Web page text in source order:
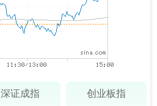
深证成指 创业板指